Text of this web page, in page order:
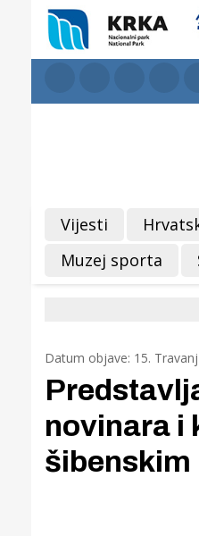
Vijesti
Muzej sporta
Datum objave: 15.
novinara i